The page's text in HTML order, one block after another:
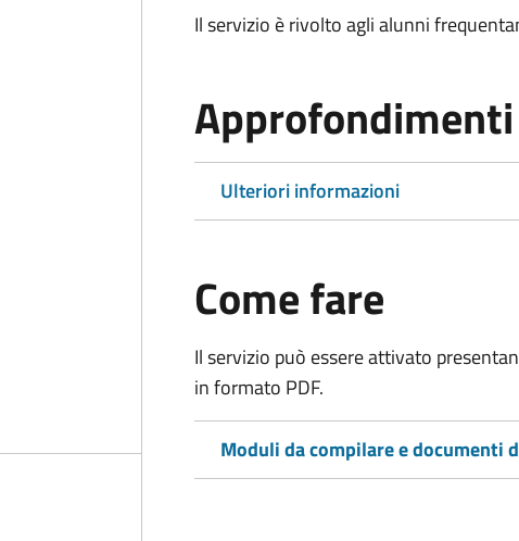
Il servizio è rivolto agli alunni
Approfondimenti
Ulteriori informazioni
Come fare
Il servizio può essere attivato
in formato PDF.
Moduli da compilare e documenti